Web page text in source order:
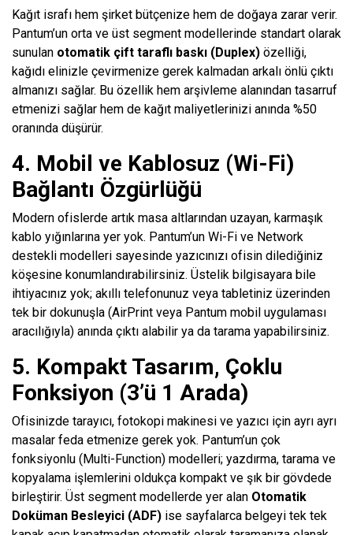
Kağıt israfı hem şirket bütçenize hem de doğaya zarar verir.
Pantum’un orta ve üst segment modellerinde standart olarak
sunulan otomatik çift taraflı baskı (Duplex) özelliği,
kağıdı elinizle çevirmenize gerek kalmadan arkalı önlü çıktı
almanızı sağlar. Bu özellik hem arşivleme alanından tasarruf
etmenizi sağlar hem de kağıt maliyetlerinizi anında %50
oranında düşürür.
4. Mobil ve Kablosuz (Wi-Fi)
Bağlantı Özgürlüğü
Modern ofislerde artık masa altlarından uzayan, karmaşık
kablo yığınlarına yer yok. Pantum’un Wi-Fi ve Network
destekli modelleri sayesinde yazıcınızı ofisin dilediğiniz
köşesine konumlandırabilirsiniz. Üstelik bilgisayara bile
ihtiyacınız yok; akıllı telefonunuz veya tabletiniz üzerinden
tek bir dokunuşla (AirPrint veya Pantum mobil uygulaması
aracılığıyla) anında çıktı alabilir ya da tarama yapabilirsiniz.
5. Kompakt Tasarım, Çoklu
Fonksiyon (3’ü 1 Arada)
Ofisinizde tarayıcı, fotokopi makinesi ve yazıcı için ayrı ayrı
masalar feda etmenize gerek yok. Pantum’un çok
fonksiyonlu (Multi-Function) modelleri; yazdırma, tarama ve
kopyalama işlemlerini oldukça kompakt ve şık bir gövdede
birleştirir. Üst segment modellerde yer alan Otomatik
Doküman Besleyici (ADF) ise sayfalarca belgeyi tek tek